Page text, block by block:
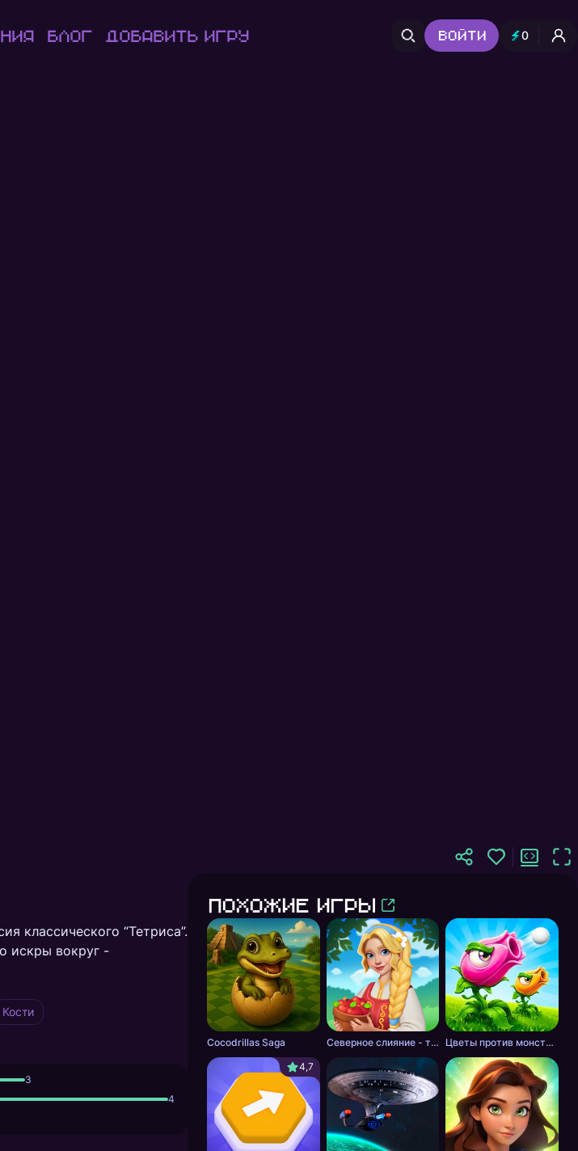
Блог Добавить игру Войти 0
классического “Тетриса”.
искры вокруг -
Кости
3
4
Похожие игры
Cocodrillas Saga Северное слияние - тайна леса
Цветы против монстров
4,7